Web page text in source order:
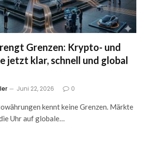
Grenzen: Krypto- und
jetzt klar, schnell und global
Juni 22, 2026 0
kennt keine Grenzen. Märkte
Uhr auf globale…